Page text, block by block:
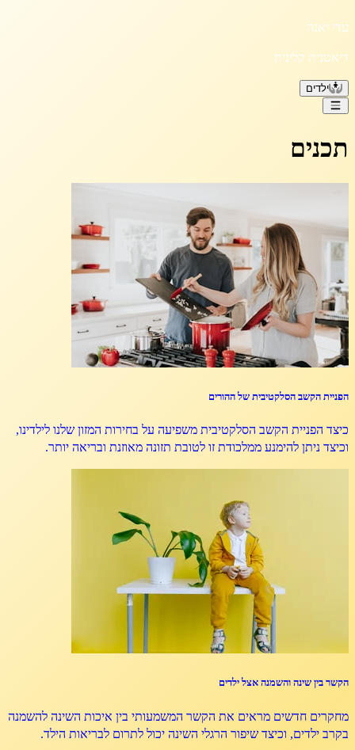
עדי יאנה
דיאטנית קלינית
ילדים
תכנים
הפניית הקשב הסלקטיבית של ההורים
כיצד הפניית הקשב הסלקטיבית משפיעה על בחירות המזון שלנו לילדינו,
וכיצד ניתן להימנע ממלכודת זו לטובת תזונה מאוזנת ובריאה יותר.
הקשר בין שינה והשמנה אצל ילדים
מחקרים חדשים מראים את הקשר המשמעותי בין איכות השינה להשמנה
בקרב ילדים, וכיצד שיפור הרגלי השינה יכול לתרום לבריאות הילד.